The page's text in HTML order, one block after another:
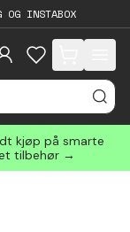
OG INSTABOX
items in cart,
kjøp på smarte
tilbehør →